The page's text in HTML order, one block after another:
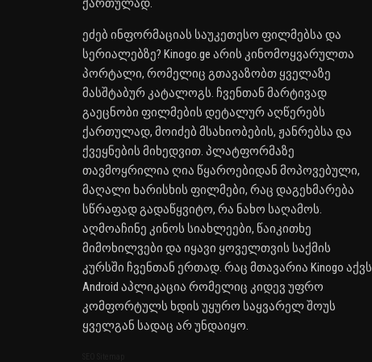
ქართულად.
ეძებ ინფორმაციას საუკეთესო ფილმებსა და
სერიალებზე? Kinogo.ge არის კინომოყვარულთა
პორტალი, რომელიც გთავაზობთ ყველაზე
მასშტაბურ კატალოგს. ჩვენთან მარტივად
გაეცნობი ფილმების დეტალურ აღწერებს
ქართულად, მოიძებ მსახიობების, ჟანრებსა და
ქვეყნების მიხედვით. პლატფორმაზე
თავმოყრილია ღია წყაროებიდან მოპოვებული,
მაღალი ხარისხის ფილმები, რაც დაგეხმარება
სწრაფად გადაწყვიტო, რა ნახო საღამოს.
აღმოაჩინე კინოს სიახლეები, წაიკითხე
მიმოხილვები და იყავი ყოველთვის საქმის
კურსში ჩვენთან ერთად. რაც მთავარია Kinogo აქვს
Android აპლიკაცია რომელიც კიდევ უფრო
კომფორტულს ხდის უყურო საყვარელ შოუს
ყველგან სადაც არ უნდაიყო.